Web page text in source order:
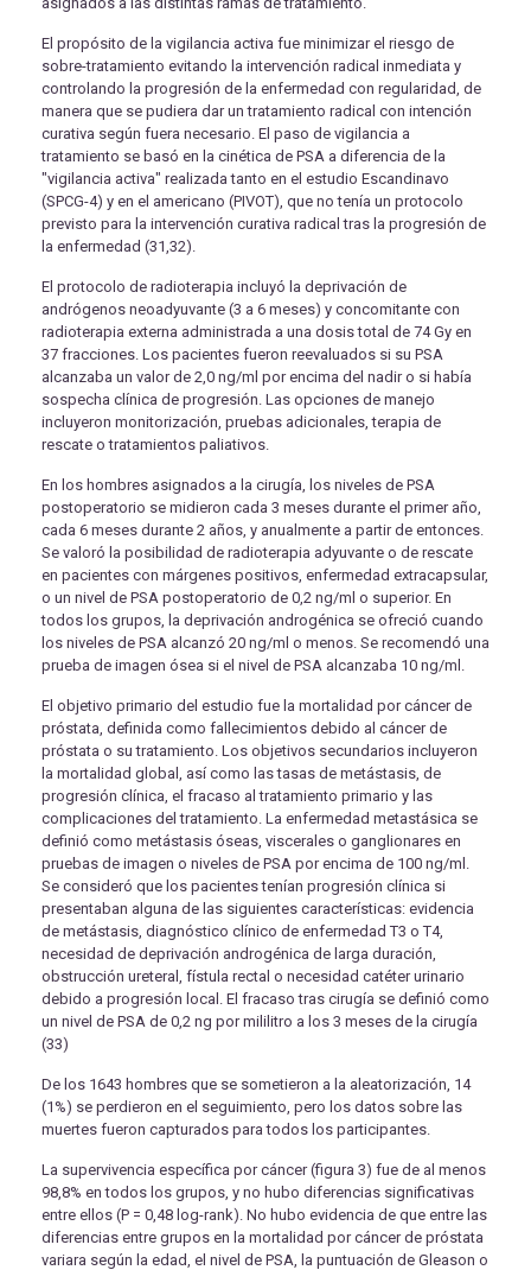
El propósito de la vigilancia activa fue minimizar el riesgo de
sobre-tratamiento evitando la intervención radical inmediata y
controlando la progresión de la enfermedad con regularidad, de
manera que se pudiera dar un tratamiento radical con intención
curativa según fuera necesario. El paso de vigilancia a
tratamiento se basó en la cinética de PSA a diferencia de la
"vigilancia activa" realizada tanto en el estudio Escandinavo
(SPCG-4) y en el americano (PIVOT), que no tenía un protocolo
previsto para la intervención curativa radical tras la progresión de
la enfermedad (31,32).
El protocolo de radioterapia incluyó la deprivación de
andrógenos neoadyuvante (3 a 6 meses) y concomitante con
radioterapia externa administrada a una dosis total de 74 Gy en
37 fracciones. Los pacientes fueron reevaluados si su PSA
alcanzaba un valor de 2,0 ng/ml por encima del nadir o si había
sospecha clínica de progresión. Las opciones de manejo
incluyeron monitorización, pruebas adicionales, terapia de
rescate o tratamientos paliativos.
En los hombres asignados a la cirugía, los niveles de PSA
postoperatorio se midieron cada 3 meses durante el primer año,
cada 6 meses durante 2 años, y anualmente a partir de entonces.
Se valoró la posibilidad de radioterapia adyuvante o de rescate
en pacientes con márgenes positivos, enfermedad extracapsular,
o un nivel de PSA postoperatorio de 0,2 ng/ml o superior. En
todos los grupos, la deprivación androgénica se ofreció cuando
los niveles de PSA alcanzó 20 ng/ml o menos. Se recomendó una
prueba de imagen ósea si el nivel de PSA alcanzaba 10 ng/ml.
El objetivo primario del estudio fue la mortalidad por cáncer de
próstata, definida como fallecimientos debido al cáncer de
próstata o su tratamiento. Los objetivos secundarios incluyeron
la mortalidad global, así como las tasas de metástasis, de
progresión clínica, el fracaso al tratamiento primario y las
complicaciones del tratamiento. La enfermedad metastásica se
definió como metástasis óseas, viscerales o ganglionares en
pruebas de imagen o niveles de PSA por encima de 100 ng/ml.
Se consideró que los pacientes tenían progresión clínica si
presentaban alguna de las siguientes características: evidencia
de metástasis, diagnóstico clínico de enfermedad T3 o T4,
necesidad de deprivación androgénica de larga duración,
obstrucción ureteral, fístula rectal o necesidad catéter urinario
debido a progresión local. El fracaso tras cirugía se definió como
un nivel de PSA de 0,2 ng por mililitro a los 3 meses de la cirugía
(33)
De los 1643 hombres que se sometieron a la aleatorización, 14
(1%) se perdieron en el seguimiento, pero los datos sobre las
muertes fueron capturados para todos los participantes.
La supervivencia específica por cáncer (figura 3) fue de al menos
98,8% en todos los grupos, y no hubo diferencias significativas
entre ellos (P = 0,48 log-rank). No hubo evidencia de que entre las
diferencias entre grupos en la mortalidad por cáncer de próstata
variara según la edad, el nivel de PSA, la puntuación de Gleason o